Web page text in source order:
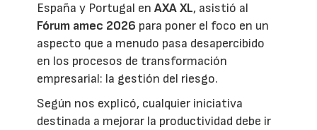
España y Portugal enAXA XL, asistió al
Fórum amec 2026 para poner el foco en un
aspecto que a menudo pasa desapercibido
en los procesos de transformación
empresarial: la gestión del riesgo.
Según nos explicó, cualquier iniciativa
destinada a mejorar la productividad debe ir